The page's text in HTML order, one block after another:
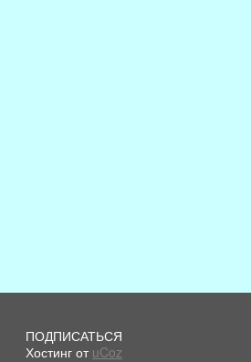
ПОДПИСАТЬСЯ
Хостинг от uCoz